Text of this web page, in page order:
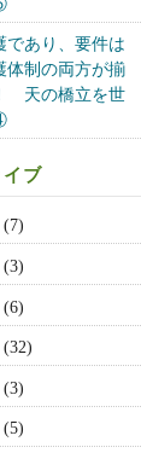
であり、要件は
体制の両方が揃
天の橋立を世
ブ
(7)
(3)
(6)
(32)
(3)
(5)